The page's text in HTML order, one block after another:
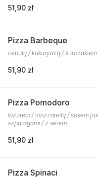
51,90 zł
Pizza Barbeque
cebulą / kukurydzą /
51,90 zł
Pizza Pomodoro
lazurem / mozzarellą / sosem
szparagami / z serem
51,90 zł
Pizza Spinaci